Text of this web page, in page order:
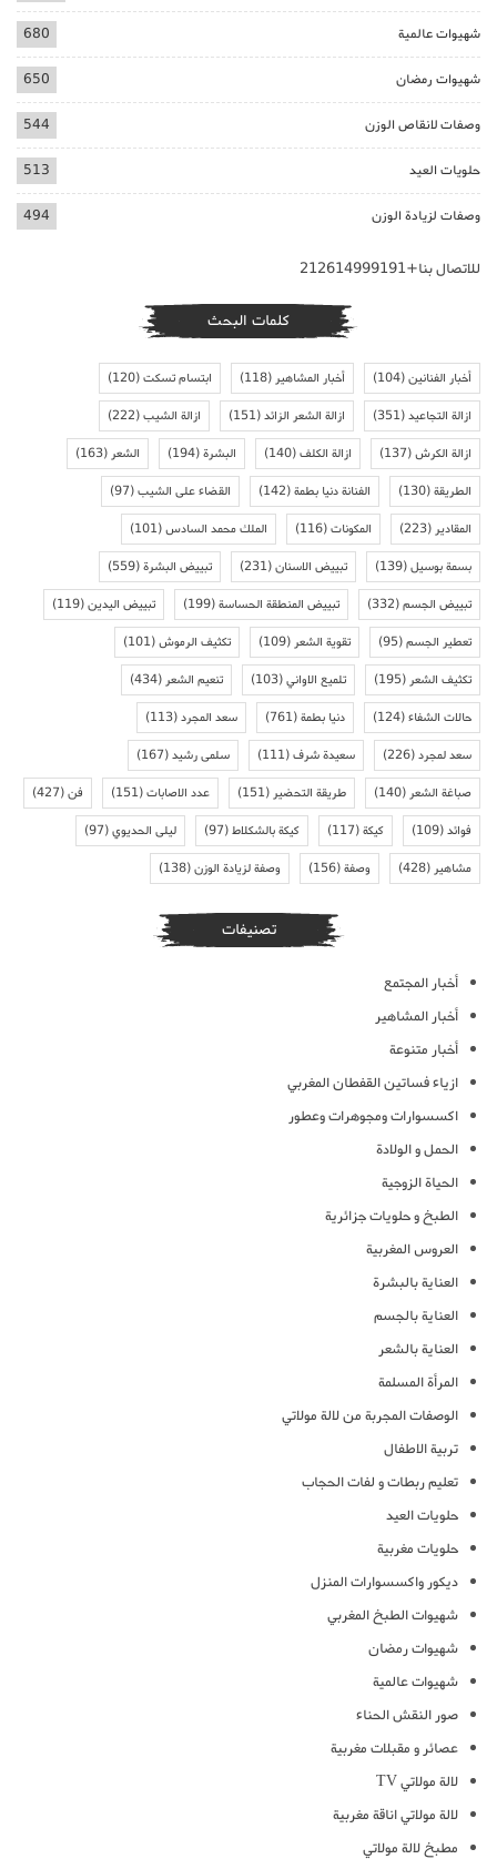
شهيوات عالمية 680
شهيوات رمضان 650
وصفات لانقاص الوزن 544
حلويات العيد 513
وصفات لزيادة الوزن 494
للاتصال بنا+212614999191
كلمات البحث
أخبار الفنانين(104) أخبار المشاهير(118) ابتسام تسكت(120)
ازالة التجاعيد(351) ازالة الشعر الزائد(151) ازالة الشيب(222)
ازالة الكرش(137) ازالة الكلف(140) البشرة(194) الشعر(163)
الطريقة(130) الفنانة دنيا بطمة(142) القضاء على الشيب(97)
المقادير(223) المكونات(116) الملك محمد السادس(101)
بسمة بوسيل(139) تبييض الاسنان(231) تبييض البشرة(559)
تبييض الجسم(332) تبييض المنطقة الحساسة(199) تبييض اليدين(119)
تعطير الجسم(95) تقوية الشعر(109) تكثيف الرموش(101)
تكثيف الشعر(195) تلميع الاواني(103) تنعيم الشعر(434)
حالات الشفاء(124) دنيا بطمة(761) سعد المجرد(113)
سعد لمجرد(226) سعيدة شرف(111) سلمى رشيد(167)
صباغة الشعر(140) طريقة التحضير(151) عدد الاصابات(151) فن(427)
فوائد(109) كيكة(117) كيكة بالشكلاط(97) ليلى الحديوي(97)
مشاهير(428) وصفة(156) وصفة لزيادة الوزن(138)
تصنيفات
أخبار المجتمع
أخبار المشاهير
أخبار متنوعة
ازياء فساتين القفطان المغربي
اكسسوارات ومجوهرات وعطور
الحمل و الولادة
الحياة الزوجية
الطبخ و حلويات جزائرية
العروس المغربية
العناية بالبشرة
العناية بالجسم
العناية بالشعر
المرأة المسلمة
الوصفات المجربة من لالة مولاتي
تربية الاطفال
تعليم ربطات و لفات الحجاب
حلويات العيد
حلويات مغربية
ديكور واكسسوارات المنزل
شهيوات الطبخ المغربي
شهيوات رمضان
شهيوات عالمية
صور النقش الحناء
عصائر و مقبلات مغربية
لالة مولاتي TV
لالة مولاتي اناقة مغربية
مطبخ لالة مولاتي